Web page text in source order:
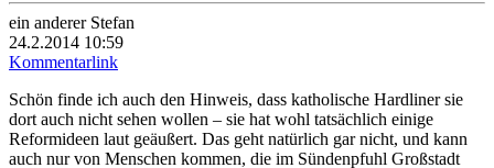
ein anderer Stefan
24.2.2014 10:59
Kommentarlink
Schön finde ich auch den Hinweis, dass katholische Hardliner sie
dort auch nicht sehen wollen – sie hat wohl tatsächlich einige
Reformideen laut geäußert. Das geht natürlich gar nicht, und kann
auch nur von Menschen kommen, die im Sündenpfuhl Großstadt